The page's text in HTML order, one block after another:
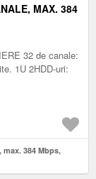
MAX. 384
32 de canale:
1U 2HDD-uri:
max. 384 Mbps,